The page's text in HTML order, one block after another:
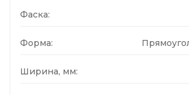
Фаска:
Форма:
Ширина, мм: